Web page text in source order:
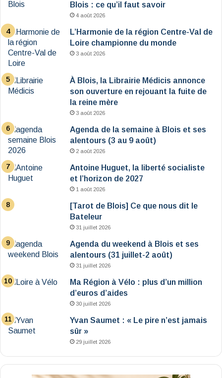
Blois : ce qu’il faut savoir
4 août 2026
L’Harmonie de la région Centre-Val de
Loire championne du monde
3 août 2026
À Blois, la Librairie Médicis annonce
son ouverture en rejouant la fuite de
la reine mère
3 août 2026
Agenda de la semaine à Blois et ses
alentours (3 au 9 août)
2 août 2026
Antoine Huguet, la liberté socialiste
et l’horizon de 2027
1 août 2026
[Tarot de Blois] Ce que nous dit le
Bateleur
31 juillet 2026
Agenda du weekend à Blois et ses
alentours (31 juillet-2 août)
31 juillet 2026
Ma Région à Vélo : plus d’un million
d’euros d’aides
30 juillet 2026
Yvan Saumet : « Le pire n’est jamais
sûr »
29 juillet 2026